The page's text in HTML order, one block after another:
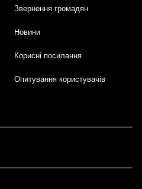
Звернення громадян
Новини
Корисні посилання
Опитування користувачів